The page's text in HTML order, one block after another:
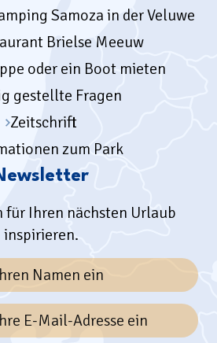
Samoza in der Veluwe
Brielse Meeuw
oder ein Boot mieten
gestellte Fragen
Zeitschrift
zum Park
für Ihren nächsten Urlaub
inspirieren.